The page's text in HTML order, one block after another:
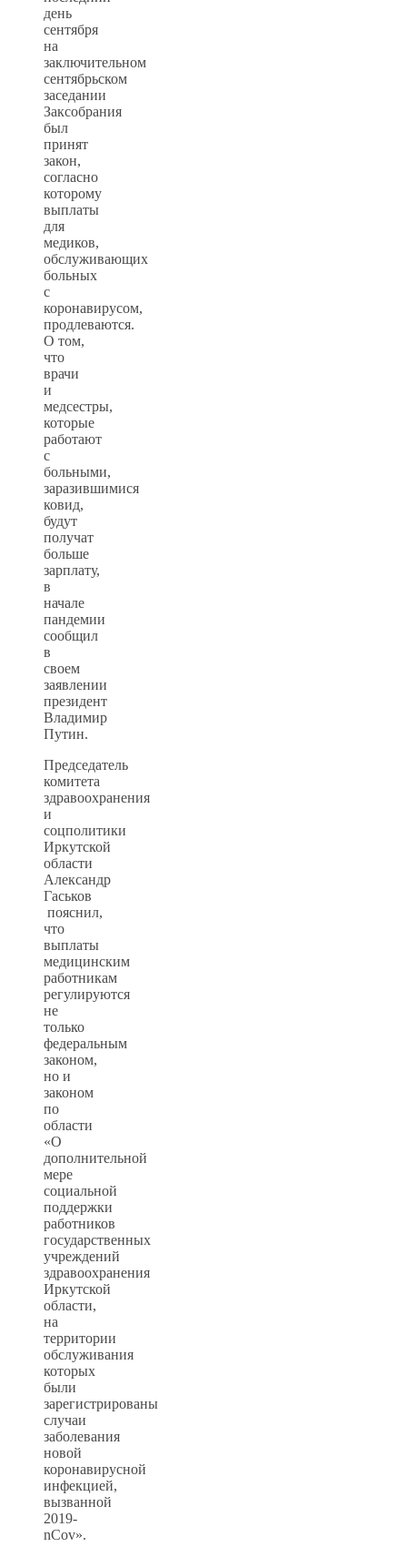
день
сентября
на
заключительном
сентябрьском
заседании
Заксобрания
был
принят
закон,
согласно
которому
выплаты
для
медиков,
обслуживающих
больных
с
коронавирусом,
продлеваются.
О том,
что
врачи
и
медсестры,
которые
работают
с
больными,
заразившимися
ковид,
будут
получат
больше
зарплату,
в
начале
пандемии
сообщил
в
своем
заявлении
президент
Владимир
Путин.
Председатель
комитета
здравоохранения
и
соцполитики
Иркутской
области
Александр
Гаськов
пояснил,
что
выплаты
медицинским
работникам
регулируются
не
только
федеральным
законом,
но и
законом
по
области
«О
дополнительной
мере
социальной
поддержки
работников
государственных
учреждений
здравоохранения
Иркутской
области,
на
территории
обслуживания
которых
были
зарегистрированы
случаи
заболевания
новой
коронавирусной
инфекцией,
вызванной
2019-
nCov».